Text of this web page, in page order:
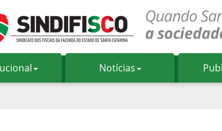
Notícias